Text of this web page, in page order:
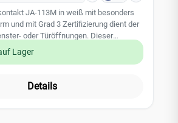
JA-113M in weiß mit besonders
und mit Grad 3 Zertifizierung dient der
oder Türöffnungen. Dieser
sich durch ihre hochentwickelte
aus, was eine zusätzliche
Dank der schlankeren Bauform
Lager
Details